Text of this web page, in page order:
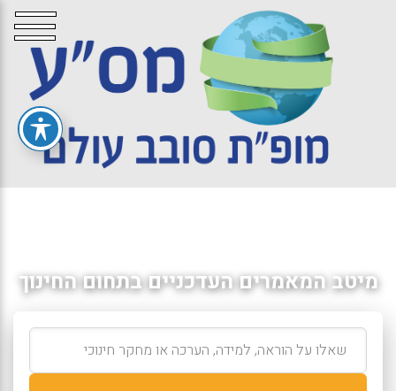
מיטב המאמרים העדכניים בתחום החינוך